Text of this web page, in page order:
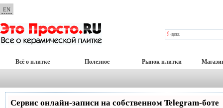
EN
Всё о плитке Полезное Рынок плитки
Сервис онлайн-записи на собственном Telegram-боте